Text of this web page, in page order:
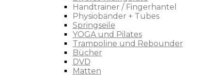
Handtrainer / Fingerhantel
Physiobänder + Tubes
Springseile
YOGA und Pilates
Trampoline und Rebounder
Bücher
DVD
Matten